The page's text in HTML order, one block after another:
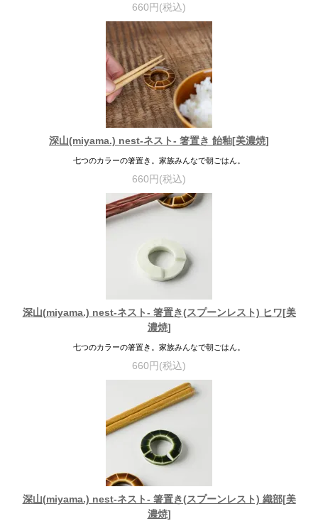
660円(税込)
深山(miyama.) nest-ネスト- 箸置き 飴釉[美濃焼]
七つのカラーの箸置き。家族みんなで朝ごはん。
660円(税込)
深山(miyama.) nest-ネスト- 箸置き(スプーンレスト) ヒワ[美
濃焼]
七つのカラーの箸置き。家族みんなで朝ごはん。
660円(税込)
深山(miyama.) nest-ネスト- 箸置き(スプーンレスト) 織部[美
濃焼]